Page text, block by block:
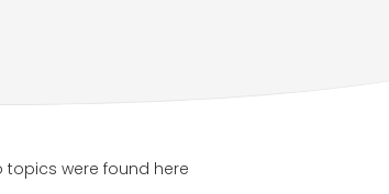
topics were found here